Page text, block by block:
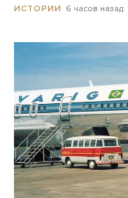
ИСТОРИИ 6 часов назад